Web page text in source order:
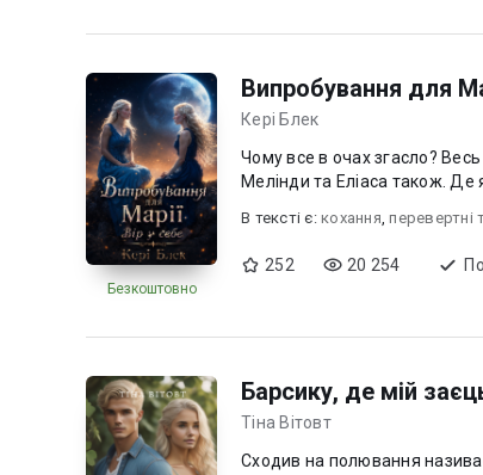
Безкоштовно
Випробування для
Кері Блек
Чому все в очах згасло? Весь мій світ перекрутився з ніг на голову. Рендольфа поруч немає.
В текcті є: кохання,перевертні
252 20 254
Барсику, де мій
Тіна Вітовт
Сходив на полювання